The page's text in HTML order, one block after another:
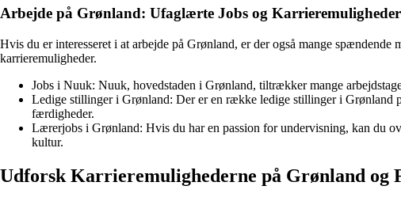
Arbejde på Grønland: Ufaglærte Jobs og Karrieremuligheder
Hvis du er interesseret i at arbejde på Grønland, er der også mange
karrieremuligheder.
Jobs i Nuuk: Nuuk, hovedstaden i Grønland, tiltrækker mange
Ledige stillinger i Grønland: Der er en række ledige stillinger i Grønland
færdigheder.
Lærerjobs i Grønland: Hvis du har en passion for undervisning, kan du
kultur.
Udforsk Karrieremulighederne på Grønland og